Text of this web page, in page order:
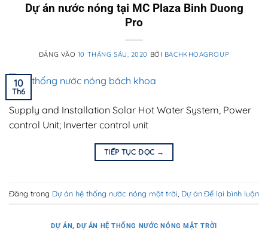
Dự án nước nóng tại MC Plaza Binh Duong
Pro
ĐĂNG VÀO 10 THÁNG SÁU, 2020 BỞI BACHKHOAGROUP
10
Th6
Supply and Installation Solar Hot Water System, Power
control Unit; Inverter control unit
TIẾP TỤC ĐỌC →
Đăng trong Dự án hệ thống nước nóng mặt trời Dự ánĐể lại bình luận
DỰ ÁN, DỰ ÁN HỆ THỐNG NƯỚC NÓNG MẶT TRỜI